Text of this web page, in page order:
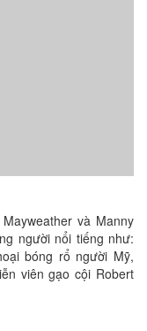
và Manny
người nổi tiếng như:
bóng rổ người Mỹ,
viên gạo cội Robert